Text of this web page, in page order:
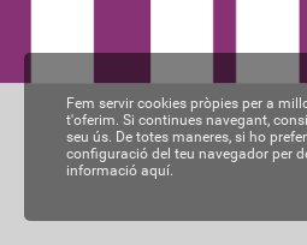
Fem servir cookies pròpies per a
t'oferim. Si continues navegant,
seu ús. De totes maneres, si ho
configuració del teu navegador per
informació aquí.